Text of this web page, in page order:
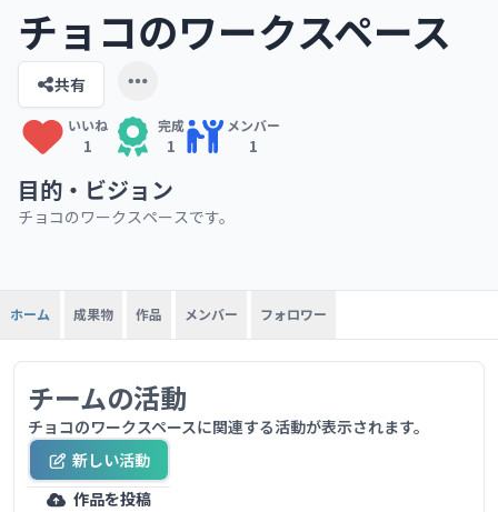
チョコのワークスペース
共有 Open user menu
いいね
1
完成
1
メンバー
1
目的・ビジョン
チョコのワークスペースです。
ホーム 成果物 作品 メンバー フォロワー
チームの活動
チョコのワークスペースに関連する活動が表示されます。
新しい活動
作品を投稿